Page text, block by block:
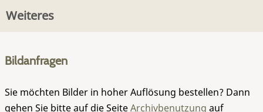
Weiteres
Bildanfragen
Sie möchten Bilder in hoher Auflösung bestellen? Dann
gehen Sie bitte auf die SeiteArchivbenutzung auf